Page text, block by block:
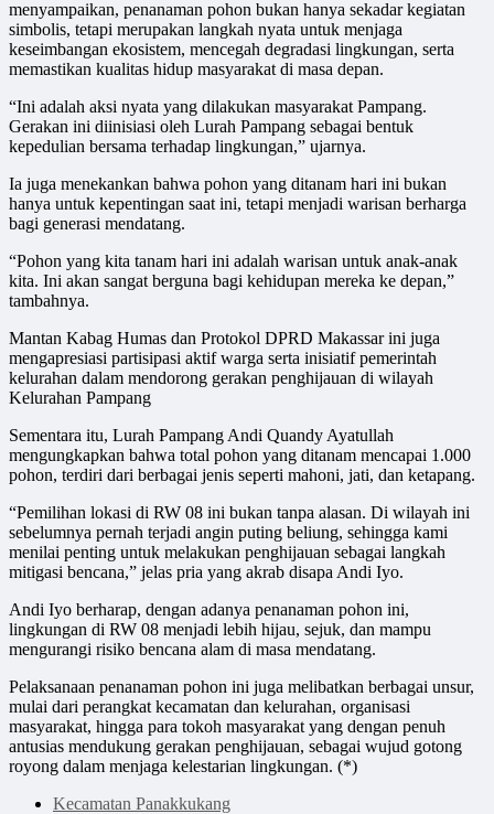
menyampaikan, penanaman pohon bukan hanya sekadar kegiatan
simbolis, tetapi merupakan langkah nyata untuk menjaga
keseimbangan ekosistem, mencegah degradasi lingkungan, serta
memastikan kualitas hidup masyarakat di masa depan.
“Ini adalah aksi nyata yang dilakukan masyarakat Pampang.
Gerakan ini diinisiasi oleh Lurah Pampang sebagai bentuk
kepedulian bersama terhadap lingkungan,” ujarnya.
Ia juga menekankan bahwa pohon yang ditanam hari ini bukan
hanya untuk kepentingan saat ini, tetapi menjadi warisan berharga
bagi generasi mendatang.
“Pohon yang kita tanam hari ini adalah warisan untuk anak-anak
kita. Ini akan sangat berguna bagi kehidupan mereka ke depan,”
tambahnya.
Mantan Kabag Humas dan Protokol DPRD Makassar ini juga
mengapresiasi partisipasi aktif warga serta inisiatif pemerintah
kelurahan dalam mendorong gerakan penghijauan di wilayah
Kelurahan Pampang
Sementara itu, Lurah Pampang Andi Quandy Ayatullah
mengungkapkan bahwa total pohon yang ditanam mencapai 1.000
pohon, terdiri dari berbagai jenis seperti mahoni, jati, dan ketapang.
“Pemilihan lokasi di RW 08 ini bukan tanpa alasan. Di wilayah ini
sebelumnya pernah terjadi angin puting beliung, sehingga kami
menilai penting untuk melakukan penghijauan sebagai langkah
mitigasi bencana,” jelas pria yang akrab disapa Andi Iyo.
Andi Iyo berharap, dengan adanya penanaman pohon ini,
lingkungan di RW 08 menjadi lebih hijau, sejuk, dan mampu
mengurangi risiko bencana alam di masa mendatang.
Pelaksanaan penanaman pohon ini juga melibatkan berbagai unsur,
mulai dari perangkat kecamatan dan kelurahan, organisasi
masyarakat, hingga para tokoh masyarakat yang dengan penuh
antusias mendukung gerakan penghijauan, sebagai wujud gotong
royong dalam menjaga kelestarian lingkungan. (*)
Kecamatan Panakkukang